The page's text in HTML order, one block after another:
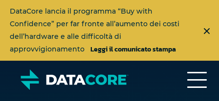
DataCore lancia il programma “Buy with
Confidence” per far fronte all’aumento dei costi
dell’hardware e alle difficoltà di
approvvigionamento
Leggi il comunicato stampa